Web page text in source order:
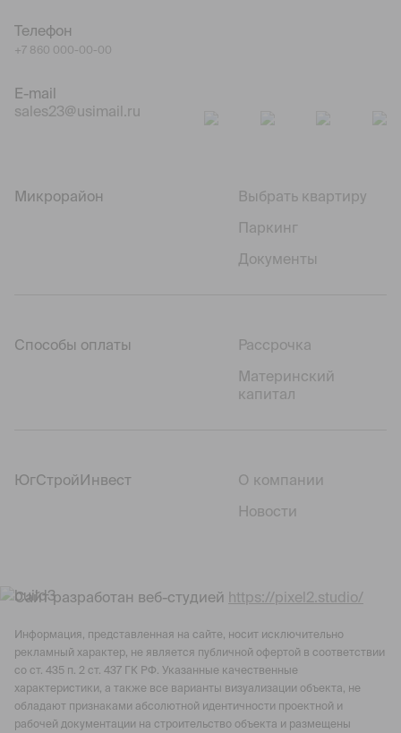
Телефон
+7 860 000-00-00
E-mail
sales23@usimail.ru
Микрорайон
Выбрать квартиру
Паркинг
Документы
Способы оплаты
Рассрочка
Материнский
капитал
ЮгСтройИнвест
О компании
Новости
Сайт разработан веб-студией https://pixel2.studio/
Информация, представленная на сайте, носит исключительно
рекламный характер, не является публичной офертой в соответствии
со ст. 435 п. 2 ст. 437 ГК РФ. Указанные качественные
характеристики, а также все варианты визуализации объекта, не
обладают признаками абсолютной идентичности проектной и
рабочей документации на строительство объекта и размещены